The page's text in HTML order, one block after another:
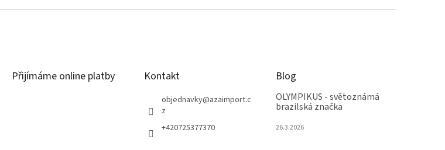
Přijímáme online platby Kontakt
objednavky@azaimport.c
z
+420725377370
Blog
OLYMPIKUS - světoznámá
brazilská značka
26.3.2026